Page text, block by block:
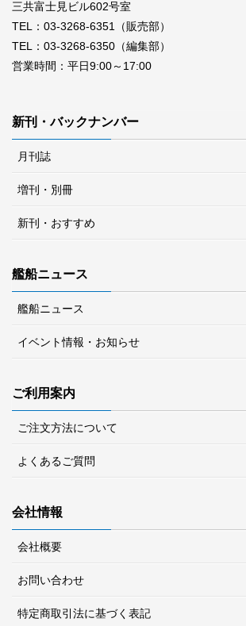
三共富士見ビル602号室
TEL：03-3268-6351（販売部）
TEL：03-3268-6350（編集部）
営業時間：平日9:00～17:00
新刊・バックナンバー
月刊誌
増刊・別冊
新刊・おすすめ
艦船ニュース
艦船ニュース
イベント情報・お知らせ
ご利用案内
ご注文方法について
よくあるご質問
会社情報
会社概要
お問い合わせ
特定商取引法に基づく表記